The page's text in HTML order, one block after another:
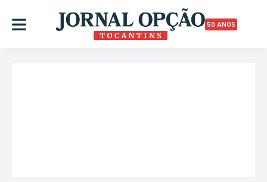
50 ANOS